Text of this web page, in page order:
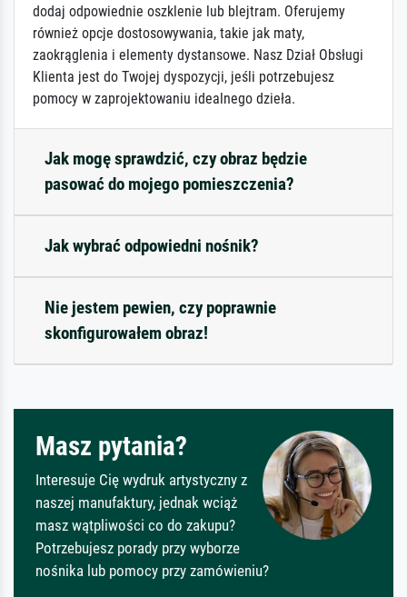
dodaj odpowiednie oszklenie lub blejtram. Oferujemy
również opcje dostosowywania, takie jak maty,
zaokrąglenia i elementy dystansowe. Nasz Dział Obsługi
Klienta jest do Twojej dyspozycji, jeśli potrzebujesz
pomocy w zaprojektowaniu idealnego dzieła.
Jak mogę sprawdzić, czy obraz będzie
pasować do mojego pomieszczenia?
Jak wybrać odpowiedni nośnik?
Nie jestem pewien, czy poprawnie
skonfigurowałem obraz!
Masz pytania?
Interesuje Cię wydruk artystyczny z
naszej manufaktury, jednak wciąż
masz wątpliwości co do zakupu?
Potrzebujesz porady przy wyborze
nośnika lub pomocy przy zamówieniu?